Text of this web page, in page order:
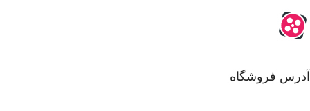
آدرس فروشگاه